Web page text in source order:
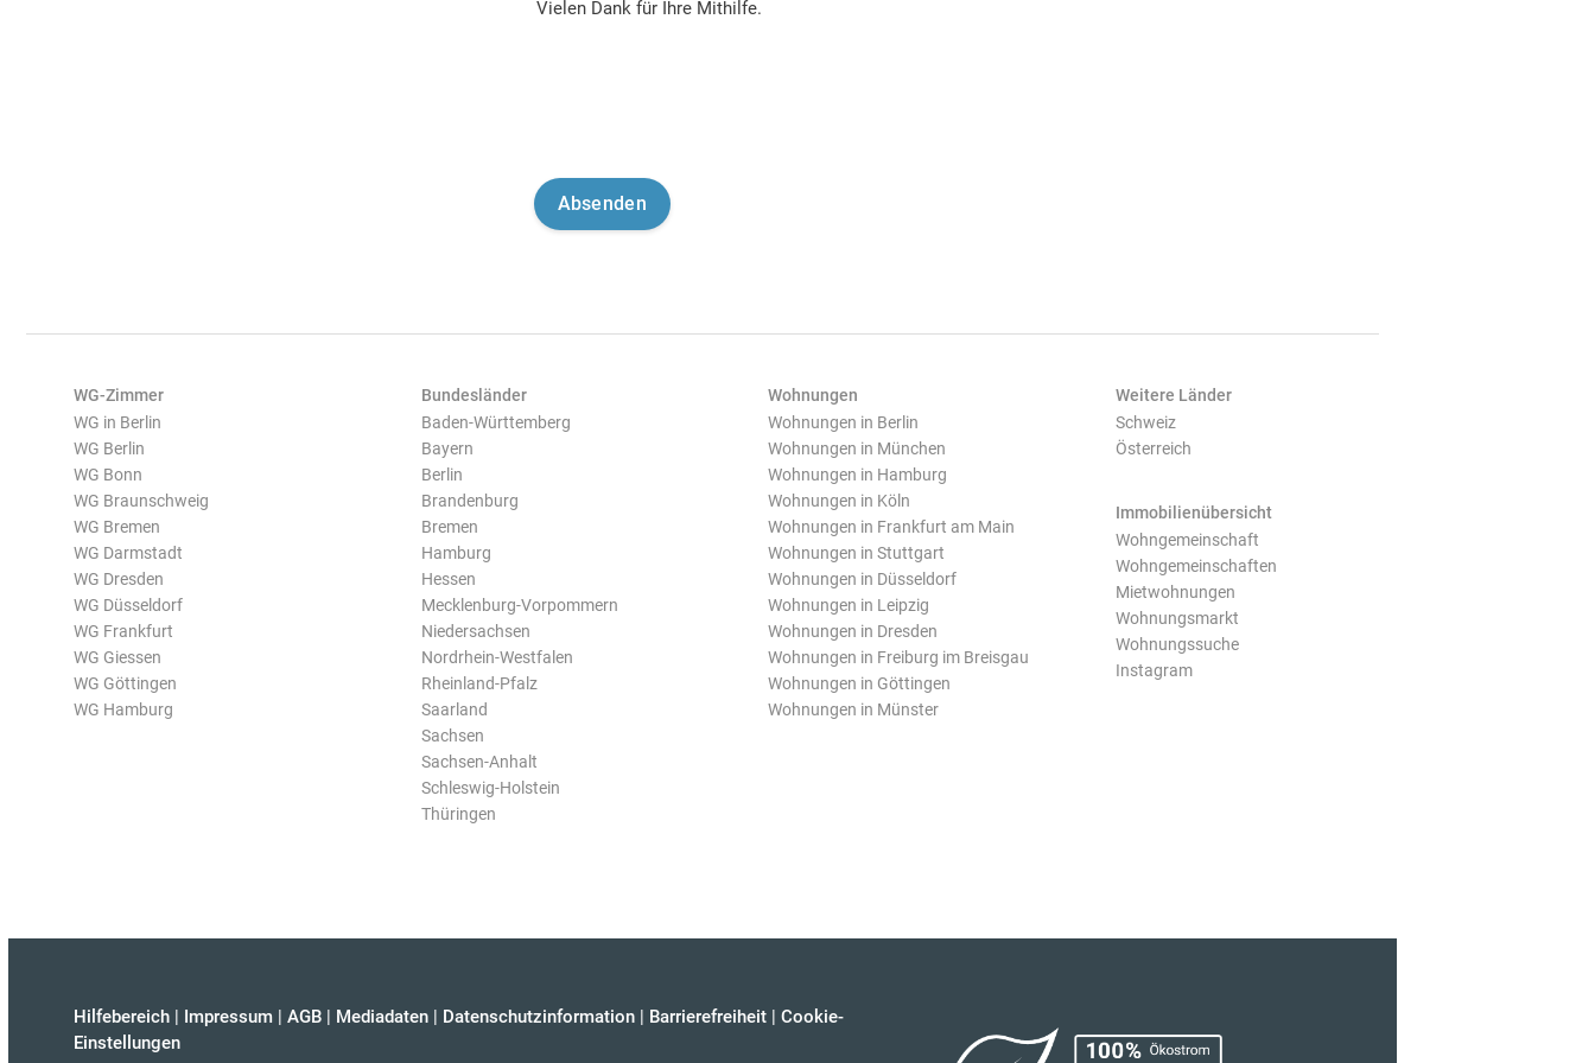
Vielen Dank für Ihre Mithilfe.
WG-Zimmer
WG in Berlin
WG Berlin
WG Bonn
WG Braunschweig
WG Bremen
WG Darmstadt
WG Dresden
WG Düsseldorf
WG Frankfurt
WG Giessen
WG Göttingen
WG Hamburg
Bundesländer
Baden-Württemberg
Bayern
Berlin
Brandenburg
Bremen
Hamburg
Hessen
Mecklenburg-Vorpommern
Niedersachsen
Nordrhein-Westfalen
Rheinland-Pfalz
Saarland
Sachsen
Sachsen-Anhalt
Schleswig-Holstein
Thüringen
Wohnungen
Wohnungen in Berlin
Wohnungen in München
Wohnungen in Hamburg
Wohnungen in Köln
Wohnungen in Frankfurt am Main
Wohnungen in Stuttgart
Wohnungen in Düsseldorf
Wohnungen in Leipzig
Wohnungen in Dresden
Wohnungen in Freiburg im Breisgau
Wohnungen in Göttingen
Wohnungen in Münster
Weitere Länder
Schweiz
Österreich
Immobilienübersicht
Wohngemeinschaft
Wohngemeinschaften
Mietwohnungen
Wohnungsmarkt
Wohnungssuche
Instagram
Hilfebereich | Impressum | AGB | Mediadaten | Datenschutzinformation | Barrierefreiheit | Cookie-
Einstellungen